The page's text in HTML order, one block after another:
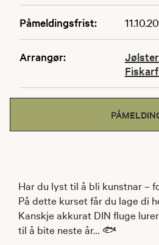
Påmeldingsfrist:
Arrangør:
Har du lyst til å bli kunstnar –
På dette kurset får du lage di
Kanskje akkurat DIN fluge
til å bite neste år… 🐟